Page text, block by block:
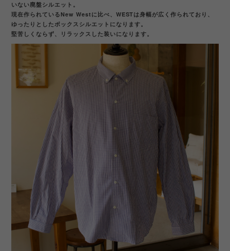
いない廃盤シルエット。
現在作られているNew Westに比べ、WESTは身幅が広く作られており、
ゆったりとしたボックスシルエットになります。
堅苦しくならず、リラックスした装いになります。